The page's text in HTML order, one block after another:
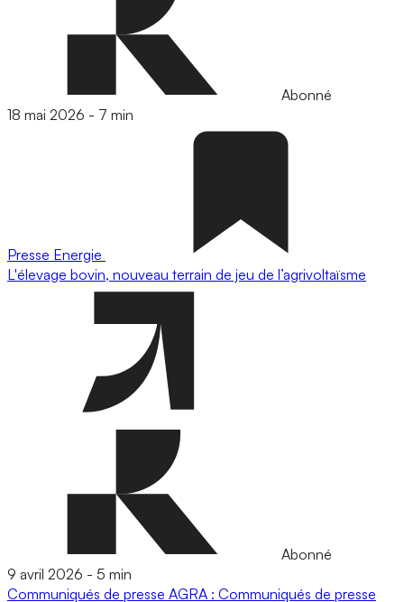
Abonné
18 mai 2026 - 7 min
Presse Energie
L'élevage bovin, nouveau terrain de jeu de l’agrivoltaïsme
Abonné
9 avril 2026 - 5 min
Communiqués de presse AGRA : Communiqués de presse